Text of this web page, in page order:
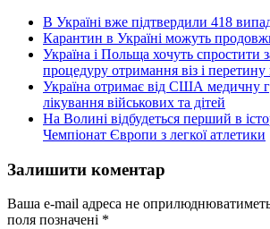
В Україні вже підтвердили 418
Карантин в Україні можуть
Україна і Польща хочуть спростити
процедуру отримання віз і
Україна отримає від США медичну
лікування військових та дітей
На Волині відбудеться перший в
Чемпіонат Європи з легкої атлетики
Залишити коментар
Ваша e-mail адреса не
поля позначені *